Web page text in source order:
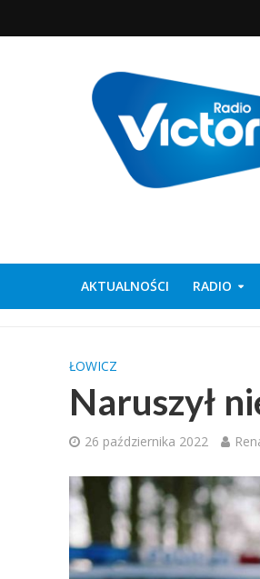
AKTUALNOŚCI RADIO
ŁOWICZ
Naruszył
26 października 2022